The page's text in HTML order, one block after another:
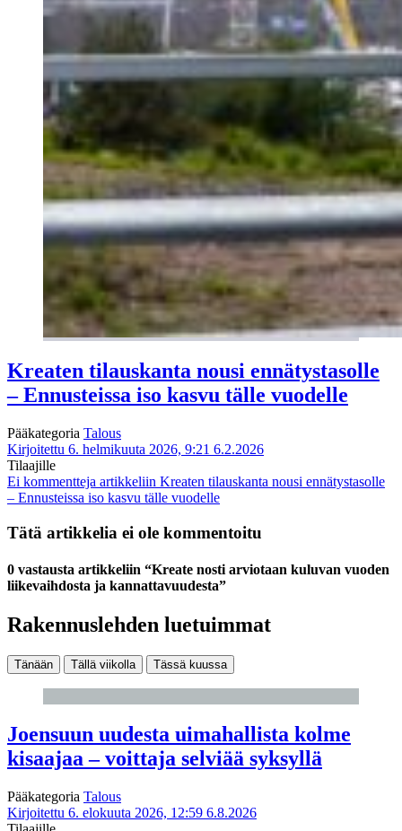
Kreaten tilauskanta nousi ennätystasolle
– Ennusteissa iso kasvu tälle vuodelle
Pääkategoria Talous
Kirjoitettu 6. helmikuuta 2026, 9:21 6.2.2026
Tilaajille
Ei kommentteja artikkeliin Kreaten tilauskanta nousi ennätystasolle
– Ennusteissa iso kasvu tälle vuodelle
Tätä artikkelia ei ole kommentoitu
0 vastausta artikkeliin “Kreate nosti arviotaan kuluvan vuoden
liikevaihdosta ja kannattavuudesta”
Rakennuslehden luetuimmat
Tänään Tällä viikolla Tässä kuussa
Joensuun uudesta uimahallista kolme
kisaajaa – voittaja selviää syksyllä
Pääkategoria Talous
Kirjoitettu 6. elokuuta 2026, 12:59 6.8.2026